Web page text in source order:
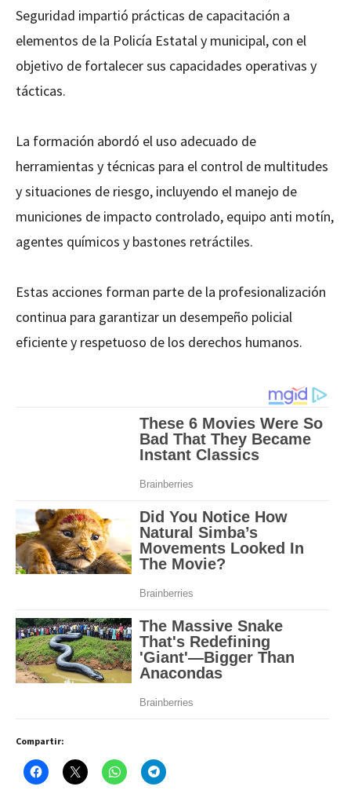
Seguridad impartió prácticas de capacitación a
elementos de la Policía Estatal y municipal, con el
objetivo de fortalecer sus capacidades operativas y
tácticas.
La formación abordó el uso adecuado de
herramientas y técnicas para el control de multitudes
y situaciones de riesgo, incluyendo el manejo de
municiones de impacto controlado, equipo anti motín,
agentes químicos y bastones retráctiles.
Estas acciones forman parte de la profesionalización
continua para garantizar un desempeño policial
eficiente y respetuoso de los derechos humanos.
Compartir: